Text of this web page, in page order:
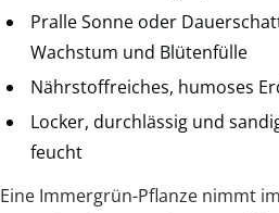
Pralle Sonne oder
Wachstum und Blütenfülle
Nährstoffreiches, humoses
Locker, durchlässig und
feucht
Eine Immergrün-Pflanze nimmt